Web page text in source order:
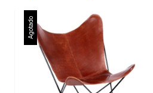
Agotado